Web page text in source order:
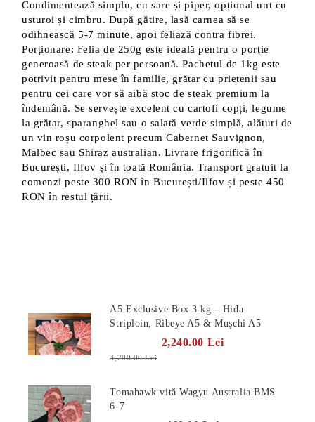
Condimentează simplu, cu sare și piper, opțional unt cu
usturoi și cimbru. După gătire, lasă carnea să se
odihnească 5-7 minute, apoi feliază contra fibrei.
Porționare: Felia de 250g este ideală pentru o porție
generoasă de steak per persoană. Pachetul de 1kg este
potrivit pentru mese în familie, grătar cu prietenii sau
pentru cei care vor să aibă stoc de steak premium la
îndemână. Se servește excelent cu cartofi copți, legume
la grătar, sparanghel sau o salată verde simplă, alături de
un vin roșu corpolent precum Cabernet Sauvignon,
Malbec sau Shiraz australian. Livrare frigorifică în
București, Ilfov și în toată România. Transport gratuit la
comenzi peste 300 RON în București/Ilfov și peste 450
RON în restul țării.
A5 Exclusive Box 3 kg – Hida
Striploin, Ribeye A5 & Mușchi A5
2,240.00 Lei
3,200.00 Lei
Tomahawk vită Wagyu Australia BMS
6-7